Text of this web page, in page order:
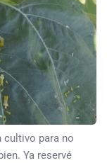
cultivo para no
Ya reservé